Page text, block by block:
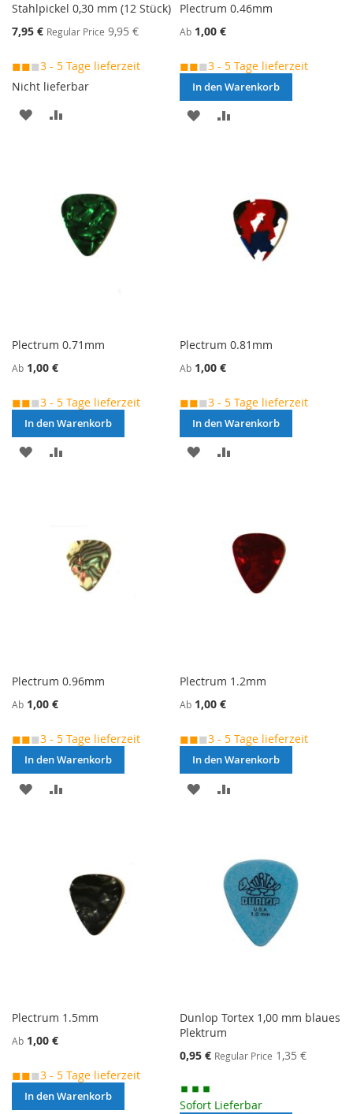
Stahlpickel 0,30 mm (12 Stück)
Special
7,95 € Regular Price 9,95 €
◼◼◼3 - 5 Tage lieferzeit
Nicht lieferbar
MERKEN
Plectrum 0.46mm
Ab 1,00 €
◼◼◼3 - 5 Tage lieferzeit
In den Warenkorb
MERKEN
Plectrum 0.71mm
Ab 1,00 €
◼◼◼3 - 5 Tage lieferzeit
In den Warenkorb
MERKEN
Plectrum 0.81mm
Ab 1,00 €
◼◼◼3 - 5 Tage lieferzeit
In den Warenkorb
MERKEN
Plectrum 0.96mm
Ab 1,00 €
◼◼◼3 - 5 Tage lieferzeit
In den Warenkorb
MERKEN
Plectrum 1.2mm
Ab 1,00 €
◼◼◼3 - 5 Tage lieferzeit
In den Warenkorb
MERKEN
Plectrum 1.5mm
Ab 1,00 €
◼◼◼3 - 5 Tage lieferzeit
In den Warenkorb
Dunlop Tortex 1,00 mm blaues
Plektrum
Special
0,95 € Regular Price 1,35 €
Sofort Lieferbar